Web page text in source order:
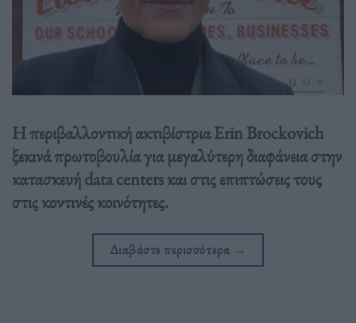
Η περιβαλλοντική ακτιβίστρια Erin Brockovich
ξεκινά πρωτοβουλία για μεγαλύτερη διαφάνεια στην
κατασκευή data centers και στις επιπτώσεις τους
στις κοντινές κοινότητες.
Διαβάστε περισσότερα →